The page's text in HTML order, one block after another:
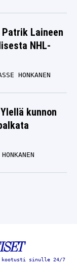
Laineen
NHL-
HONKANEN
kunnon
sinulle 24/7